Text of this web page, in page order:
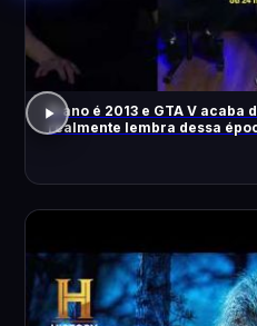
O ano é 2013 e GTA V acaba
realmente lembra dessa